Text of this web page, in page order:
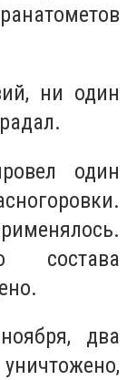
ни один
один
состава
два